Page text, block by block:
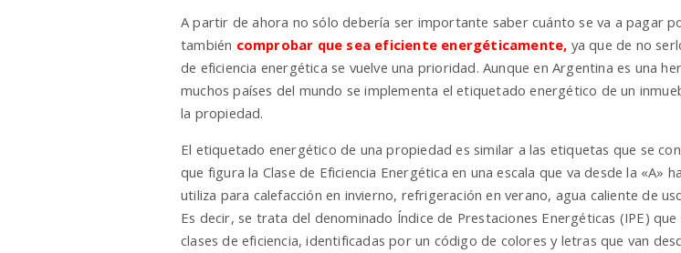
A partir de ahora no sólo debería ser importante saber cuánto se va a pagar
también comprobar que sea eficiente energéticamente, ya que de no
de eficiencia energética se vuelve una prioridad. Aunque en Argentina es una
muchos países del mundo se implementa el etiquetado energético de un
la propiedad.
El etiquetado energético de una propiedad es similar a las etiquetas que se
que figura la Clase de Eficiencia Energética en una escala que va desde la «A»
utiliza para calefacción en invierno, refrigeración en verano, agua caliente de
Es decir, se trata del denominado Índice de Prestaciones Energéticas (IPE)
clases de eficiencia, identificadas por un código de colores y letras que van